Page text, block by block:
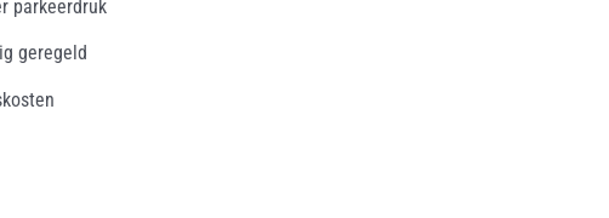
parkeerdruk
geregeld